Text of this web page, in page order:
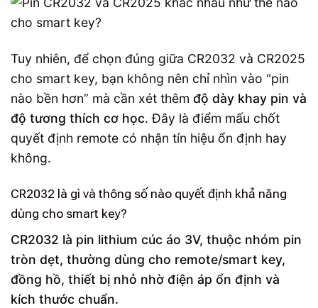
Tuy nhiên, để chọn đúng giữa CR2032 và CR2025
cho smart key, bạn không nên chỉ nhìn vào “pin
nào bền hơn” mà cần xét thêm độ dày khay pin và
độ tương thích cơ học. Đây là điểm mấu chốt
quyết định remote có nhận tín hiệu ổn định hay
không.
CR2032 là gì và thông số nào quyết định khả năng
dùng cho smart key?
CR2032 là pin lithium cúc áo 3V, thuộc nhóm pin
tròn dẹt, thường dùng cho remote/smart key,
đồng hồ, thiết bị nhỏ nhờ điện áp ổn định và
kích thước chuẩn.